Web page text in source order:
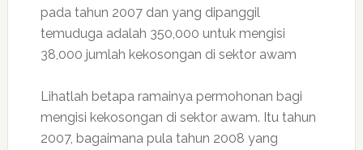
pada tahun 2007 dan yang dipanggil
temuduga adalah 350,000 untuk mengisi
38,000 jumlah kekosongan di sektor awam
Lihatlah betapa ramainya permohonan bagi
mengisi kekosongan di sektor awam. Itu tahun
2007, bagaimana pula tahun 2008 yang